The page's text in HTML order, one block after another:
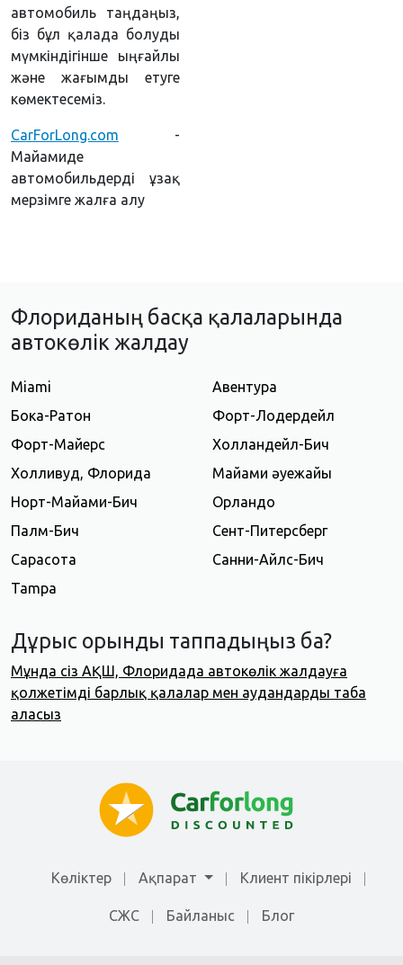
автомобиль таңдаңыз,
біз бұл қалада болуды
мүмкіндігінше ыңғайлы
және жағымды етуге
көмектесеміз.
CarForLong.com -
Майамиде
автомобильдерді ұзақ
мерзімге жалға алу
Флориданың басқа қалаларында
автокөлік жалдау
Miami
Авентура
Бока-Ратон
Форт-Лодердейл
Форт-Майерс
Холландейл-Бич
Холливуд, Флорида
Майами әуежайы
Норт-Майами-Бич
Орландо
Палм-Бич
Сент-Питерсберг
Сарасота
Санни-Айлс-Бич
Tampa
Дұрыс орынды таппадыңыз ба?
Мұнда сіз АҚШ, Флоридада автокөлік жалдауға
қолжетімді барлық қалалар мен аудандарды таба
аласыз
Көліктер Ақпарат Клиент пікірлері
СЖС Байланыс Блог